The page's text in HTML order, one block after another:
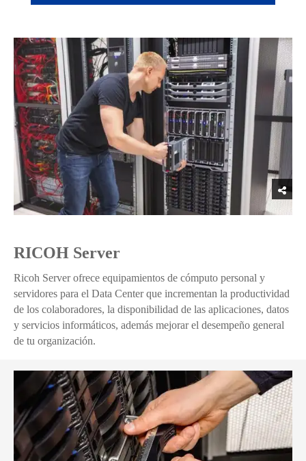
RICOH Server
Ricoh Server ofrece equipamientos de cómputo personal y
servidores para el Data Center que incrementan la productividad
de los colaboradores, la disponibilidad de las aplicaciones, datos
y servicios informáticos, además mejorar el desempeño general
de tu organización.